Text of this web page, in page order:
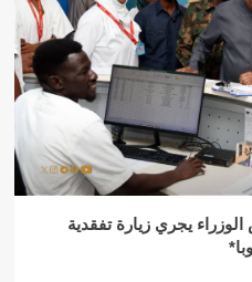
يجري زيارة تفقدية